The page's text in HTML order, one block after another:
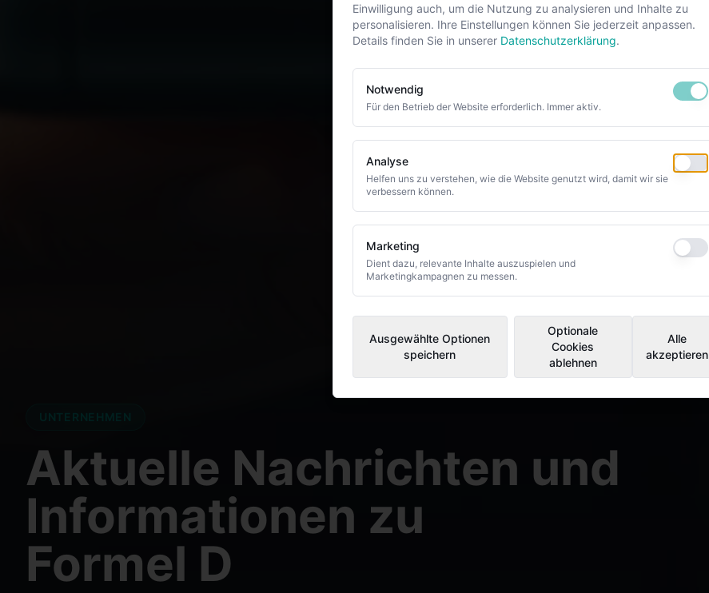
Aktuelle Nachrichten und
Informationen zu
Formel D
Einwilligung auch, um die Nutzung zu analysieren und Inhalte zu
personalisieren. Ihre Einstellungen können Sie jederzeit anpassen.
Details finden Sie in unserer Datenschutzerklärung.
Notwendig
Für den Betrieb der Website erforderlich. Immer aktiv.
Analyse
Helfen uns zu verstehen, wie die Website genutzt wird, damit wir sie
verbessern können.
Marketing
Dient dazu, relevante Inhalte auszuspielen und
Marketingkampagnen zu messen.
Ausgewählte Optionen
speichern
Optionale
Cookies
ablehnen
Alle
akzeptieren